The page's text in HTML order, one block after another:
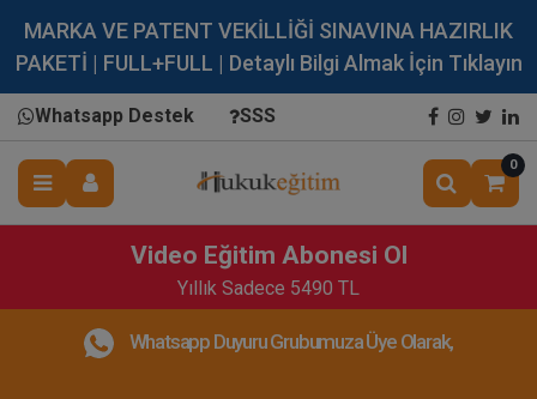
MARKA VE PATENT VEKİLLİĞİ SINAVINA HAZIRLIK
PAKETİ | FULL+FULL | Detaylı Bilgi Almak İçin Tıklayın
Whatsapp Destek SSS
0
Video Eğitim Abonesi Ol
Yıllık Sadece 5490 TL
Whatsapp Duyuru Grubumuza Üye Olarak,